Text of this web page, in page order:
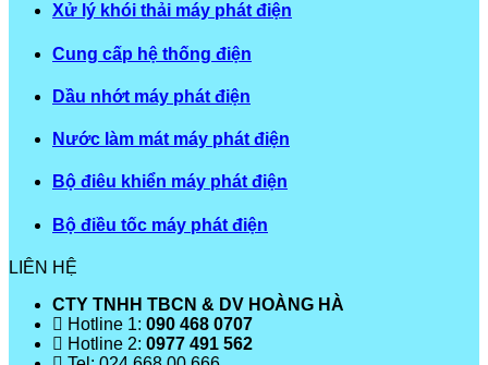
Xử lý khói thải máy phát điện
Cung cấp hệ thống điện
Dầu nhớt máy phát điện
Nước làm mát máy phát điện
Bộ điêu khiển máy phát điện
Bộ điều tốc máy phát điện
LIÊN HỆ
CTY TNHH TBCN & DV HOÀNG HÀ
Hotline 1: 090 468 0707
Hotline 2: 0977 491 562